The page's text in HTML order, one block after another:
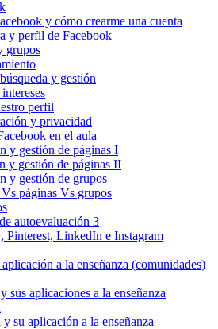
y cómo crearme una cuenta
y perfil de Facebook
grupos
y gestión
perfil
y privacidad
en el aula
y gestión de páginas I
y gestión de páginas II
y gestión de grupos
páginas Vs grupos
autoevaluación 3
Pinterest, LinkedIn e Instagram
a la enseñanza (comunidades)
sus aplicaciones a la enseñanza
su aplicación a la enseñanza